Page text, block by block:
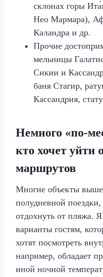
склонах горы
Нео Мармара),
Каландра и др.
Прочие
мельницы
Сикии и
баня Стагир,
Кассандрия,
Немного
кто хочет уйти
маршрутов
Многие объекты выше
полудневной
отдохнуть от пляжа.
варианты гостям,
хотят посмотреть
например, обладает
иной ночной